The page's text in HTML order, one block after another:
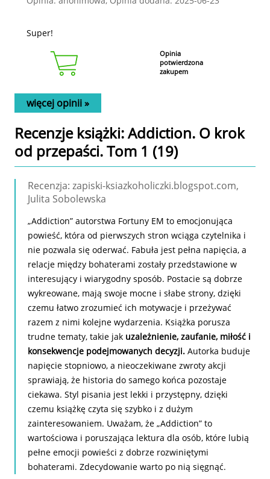
Super!
Opinia
potwierdzona
zakupem
więcej opinii »
Recenzje książki: Addiction. O krok
od przepaści. Tom 1 (19)
Recenzja: zapiski-ksiazkoholiczki.blogspot.com,
Julita Sobolewska
„Addiction” autorstwa Fortuny EM to emocjonująca
powieść, która od pierwszych stron wciąga czytelnika i
nie pozwala się oderwać. Fabuła jest pełna napięcia, a
relacje między bohaterami zostały przedstawione w
interesujący i wiarygodny sposób. Postacie są dobrze
wykreowane, mają swoje mocne i słabe strony, dzięki
czemu łatwo zrozumieć ich motywacje i przeżywać
razem z nimi kolejne wydarzenia. Książka porusza
trudne tematy, takie jak uzależnienie, zaufanie, miłość i
konsekwencje podejmowanych decyzji. Autorka buduje
napięcie stopniowo, a nieoczekiwane zwroty akcji
sprawiają, że historia do samego końca pozostaje
ciekawa. Styl pisania jest lekki i przystępny, dzięki
czemu książkę czyta się szybko i z dużym
zainteresowaniem. Uważam, że „Addiction” to
wartościowa i poruszająca lektura dla osób, które lubią
pełne emocji powieści z dobrze rozwiniętymi
bohaterami. Zdecydowanie warto po nią sięgnąć.